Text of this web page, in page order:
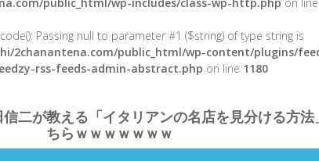
Passing null to parameter #1 ($string) of type string is
2chanantena.com/public_html/wp-content/plugins/
rss-feeds-admin-abstract.php on line 1180
信二が教える「イタリアンの名店を見分ける方法
ちらｗｗｗｗｗｗｗ